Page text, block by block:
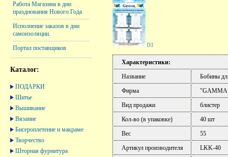
Работа Магазина в дни
празднования Нового Года
Исполнение заказов в дни
самоизоляции.
Портал поставщиков
Каталог:
ПОДАРКИ
Шитье
Вышивание
Вязание
Бисероплетение и макраме
Творчество
Шторная фурнитура
[1]
Характеристики:
Название
Бобины
Фирма
Вид продажи
блистер
Кол-во (в упаковке)
40 шт
Вес
55
Артикул производителя
LKK-40